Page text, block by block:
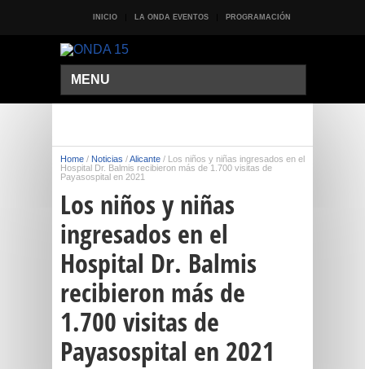
INICIO LA ONDA EVENTOS PROGRAMACIÓN
MENU
Home / Noticias /Alicante / Los niños y niñas ingresados en el
Hospital Dr. Balmis recibieron más de 1.700 visitas de
Payasospital en 2021
Los niños y niñas
ingresados en el
Hospital Dr. Balmis
recibieron más de
1.700 visitas de
Payasospital en 2021